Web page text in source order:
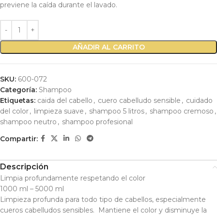
previene la caída durante el lavado.
AÑADIR AL CARRITO
SKU: 600-072
Categoría: Shampoo
Etiquetas: caida del cabello , cuero cabelludo sensible , cuidado
del color, limpieza suave , shampoo 5 litros, shampoo cremoso ,
shampoo neutro , shampoo profesional
Compartir:
Descripción
Limpia profundamente respetando el color
1000 ml – 5000 ml
Limpieza profunda para todo tipo de cabellos, especialmente
cueros cabelludos sensibles. Mantiene el color y disminuye la